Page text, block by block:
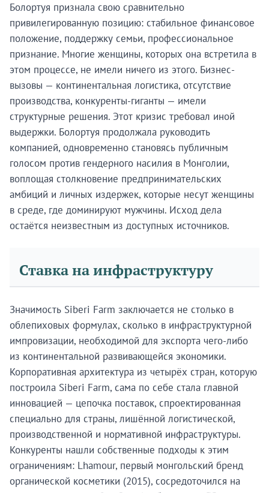
Болортуя признала свою сравнительно
привилегированную позицию: стабильное финансовое
положение, поддержку семьи, профессиональное
признание. Многие женщины, которых она встретила в
этом процессе, не имели ничего из этого. Бизнес-
вызовы — континентальная логистика, отсутствие
производства, конкуренты-гиганты — имели
структурные решения. Этот кризис требовал иной
выдержки. Болортуя продолжала руководить
компанией, одновременно становясь публичным
голосом против гендерного насилия в Монголии,
воплощая столкновение предпринимательских
амбиций и личных издержек, которые несут женщины
в среде, где доминируют мужчины. Исход дела
остаётся неизвестным из доступных источников.
Ставка на инфраструктуру
Значимость Siberi Farm заключается не столько в
облепиховых формулах, сколько в инфраструктурной
импровизации, необходимой для экспорта чего-либо
из континентальной развивающейся экономики.
Корпоративная архитектура из четырёх стран, которую
построила Siberi Farm, сама по себе стала главной
инновацией — цепочка поставок, спроектированная
специально для страны, лишённой логистической,
производственной и нормативной инфраструктуры.
Конкуренты нашли собственные подходы к этим
ограничениям: Lhamour, первый монгольский бренд
органической косметики (2015), сосредоточился на